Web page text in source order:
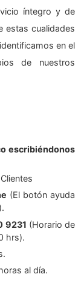
íntegro y de
estas cualidades
en el
de nuestros
escribiéndonos
(El botón ayuda
9231 (Horario de
hrs).
al día.